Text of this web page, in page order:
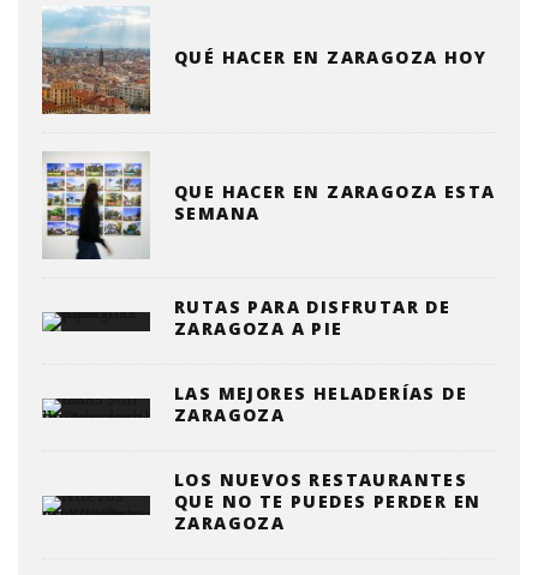
QUÉ HACER EN ZARAGOZA HOY
QUE HACER EN ZARAGOZA ESTA
SEMANA
RUTAS PARA DISFRUTAR DE
ZARAGOZA A PIE
LAS MEJORES HELADERÍAS DE
ZARAGOZA
LOS NUEVOS RESTAURANTES
QUE NO TE PUEDES PERDER EN
ZARAGOZA